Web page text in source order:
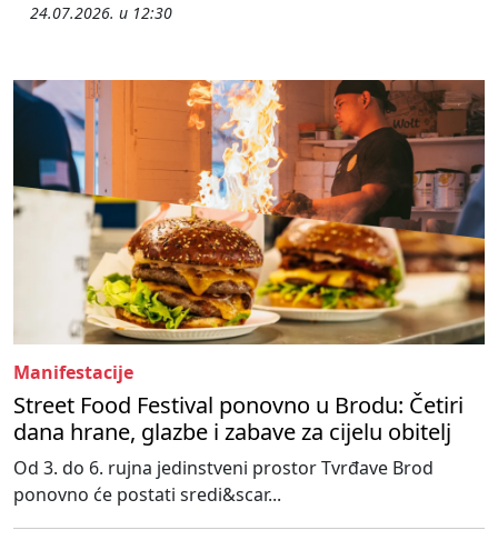
24.07.2026. u 12:30
Manifestacije
Street Food Festival ponovno u Brodu: Četiri
dana hrane, glazbe i zabave za cijelu obitelj
Od 3. do 6. rujna jedinstveni prostor Tvrđave Brod
ponovno će postati sredi&scar...